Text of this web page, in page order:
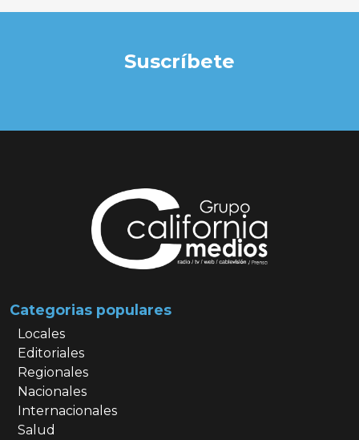
Suscríbete
Categorias populares
Locales
Editoriales
Regionales
Nacionales
Internacionales
Salud